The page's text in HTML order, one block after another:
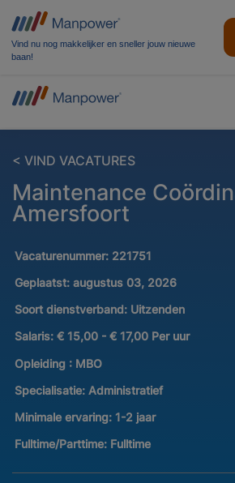
Vind nu nog makkelijker en sneller jouw nieuwe
baan!
< VIND VACATURES
Maintenance
Amersfoort
Vacaturenummer: 221751
Geplaatst: augustus 03, 2026
Soort dienstverband: Uitzenden
Salaris: € 15,00 - € 17,00 Per uur
Opleiding : MBO
Specialisatie: Administratief
Minimale ervaring: 1-2 jaar
Fulltime/Parttime: Fulltime